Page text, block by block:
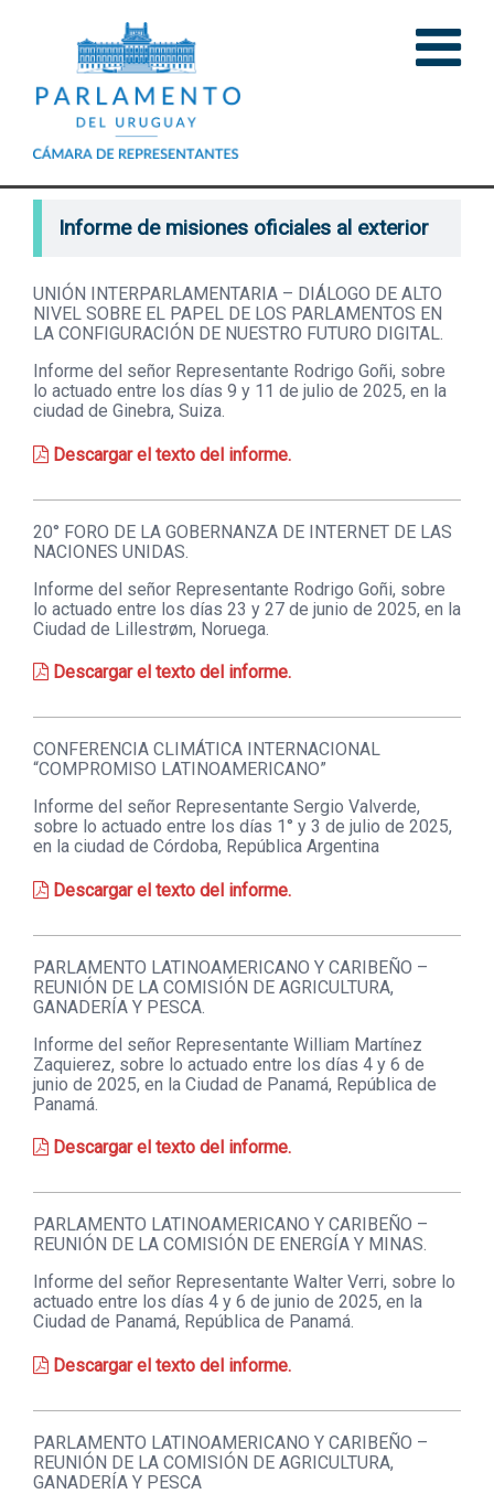
Informe de misiones oficiales al exterior
UNIÓN INTERPARLAMENTARIA – DIÁLOGO DE ALTO
NIVEL SOBRE EL PAPEL DE LOS PARLAMENTOS EN
LA CONFIGURACIÓN DE NUESTRO FUTURO DIGITAL.
Informe del señor Representante Rodrigo Goñi, sobre
lo actuado entre los días 9 y 11 de julio de 2025, en la
ciudad de Ginebra, Suiza.
Descargar el texto del informe.
20° FORO DE LA GOBERNANZA DE INTERNET DE LAS
NACIONES UNIDAS.
Informe del señor Representante Rodrigo Goñi, sobre
lo actuado entre los días 23 y 27 de junio de 2025, en la
Ciudad de Lillestrøm, Noruega.
Descargar el texto del informe.
CONFERENCIA CLIMÁTICA INTERNACIONAL
“COMPROMISO LATINOAMERICANO”
Informe del señor Representante Sergio Valverde,
sobre lo actuado entre los días 1° y 3 de julio de 2025,
en la ciudad de Córdoba, República Argentina
Descargar el texto del informe.
PARLAMENTO LATINOAMERICANO Y CARIBEÑO –
REUNIÓN DE LA COMISIÓN DE AGRICULTURA,
GANADERÍA Y PESCA.
Informe del señor Representante William Martínez
Zaquierez, sobre lo actuado entre los días 4 y 6 de
junio de 2025, en la Ciudad de Panamá, República de
Panamá.
Descargar el texto del informe.
PARLAMENTO LATINOAMERICANO Y CARIBEÑO –
REUNIÓN DE LA COMISIÓN DE ENERGÍA Y MINAS.
Informe del señor Representante Walter Verri, sobre lo
actuado entre los días 4 y 6 de junio de 2025, en la
Ciudad de Panamá, República de Panamá.
Descargar el texto del informe.
PARLAMENTO LATINOAMERICANO Y CARIBEÑO –
REUNIÓN DE LA COMISIÓN DE AGRICULTURA,
GANADERÍA Y PESCA